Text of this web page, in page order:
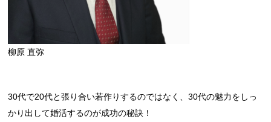
柳原 直弥
30代で20代と張り合い若作りするのではなく、30代の魅力をしっ
かり出して婚活するのが成功の秘訣！